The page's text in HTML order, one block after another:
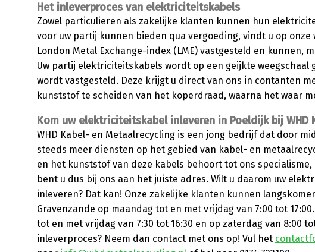
Het inleverproces van elektriciteitskabels
Zowel particulieren als zakelijke klanten kunnen hun
voor uw partij kunnen bieden qua vergoeding, vindt u op onze
London Metal Exchange-index (LME) vastgesteld en kunnen,
Uw partij elektriciteitskabels wordt op een geijkte weegschaal
wordt vastgesteld. Deze krijgt u direct van ons in contanten
kunststof te scheiden van het koperdraad, waarna het waar
Kom uw elektriciteitskabel inleveren in Poeldijk bij WHD
WHD Kabel- en Metaalrecycling is een jong bedrijf dat door
steeds meer diensten op het gebied van kabel- en
en het kunststof van deze kabels behoort tot ons
bent u dus bij ons aan het juiste adres. Wilt u daarom uw
inleveren? Dat kan! Onze zakelijke klanten kunnen
Gravenzande op maandag tot en met vrijdag van 7:00 tot
tot en met vrijdag van 7:30 tot 16:30 en op zaterdag van 8:00
inleverproces? Neem dan contact met ons op! Vul het